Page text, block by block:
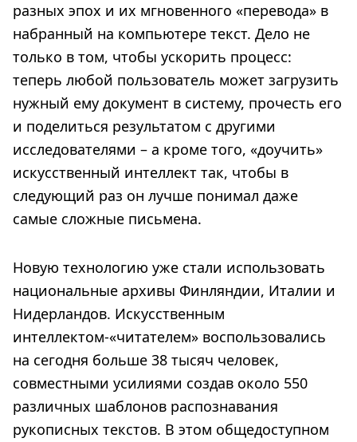
разных эпох и их мгновенного «перевода» в
набранный на компьютере текст. Дело не
только в том, чтобы ускорить процесс:
теперь любой пользователь может загрузить
нужный ему документ в систему, прочесть его
и поделиться результатом с другими
исследователями – а кроме того, «доучить»
искусственный интеллект так, чтобы в
следующий раз он лучше понимал даже
самые сложные письмена.
Новую технологию уже стали использовать
национальные архивы Финляндии, Италии и
Нидерландов. Искусственным
интеллектом-«читателем» воспользовались
на сегодня больше 38 тысяч человек,
совместными усилиями создав около 550
различных шаблонов распознавания
рукописных текстов. В этом общедоступном